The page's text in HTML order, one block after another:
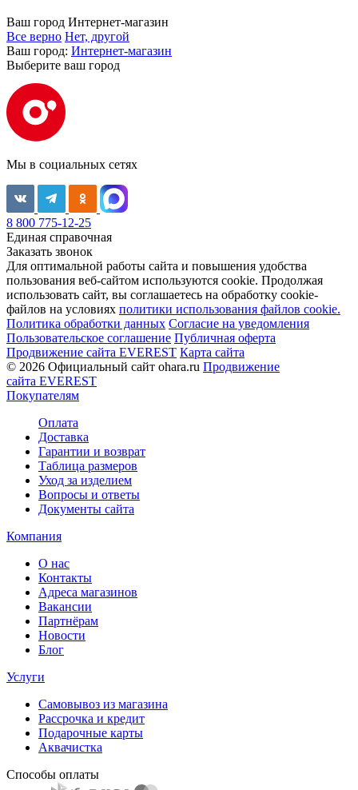
Ваш город Интернет-магазин
Все верно Нет, другой
Ваш город: Интернет-магазин
Выберите ваш город
Мы в социальных сетях
8 800 775-12-25
Единая справочная
Заказать звонок
Для оптимальной работы сайта и повышения удобства
пользования веб-сайтом используются cookie. Продолжая
использовать сайт, вы соглашаетесь на обработку cookie-
файлов на условиях политики использования файлов cookie.
Политика обработки данных Согласие на уведомления
Пользовательское соглашение Публичная оферта
Продвижение сайта EVEREST Карта сайта
© 2026 Официальный сайт ohara.ru Продвижение
сайта EVEREST
Покупателям
Оплата
Доставка
Гарантии и возврат
Таблица размеров
Уход за изделием
Вопросы и ответы
Документы сайта
Компания
О нас
Контакты
Адреса магазинов
Вакансии
Партнёрам
Новости
Блог
Услуги
Самовывоз из магазина
Рассрочка и кредит
Подарочные карты
Аквачистка
Способы оплаты